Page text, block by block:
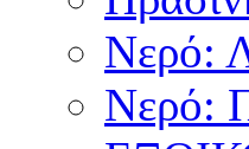
Νερό:
Νερό: